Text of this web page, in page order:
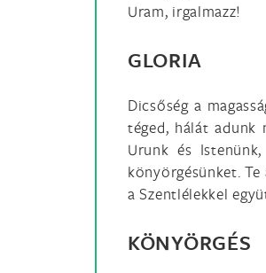
Uram, irgalmazz!
GLORIA
Dicsőség a
téged, hálát adunk
Urunk és
könyörgésünket.
a Szentlélekkel
KÖNYÖRGÉS